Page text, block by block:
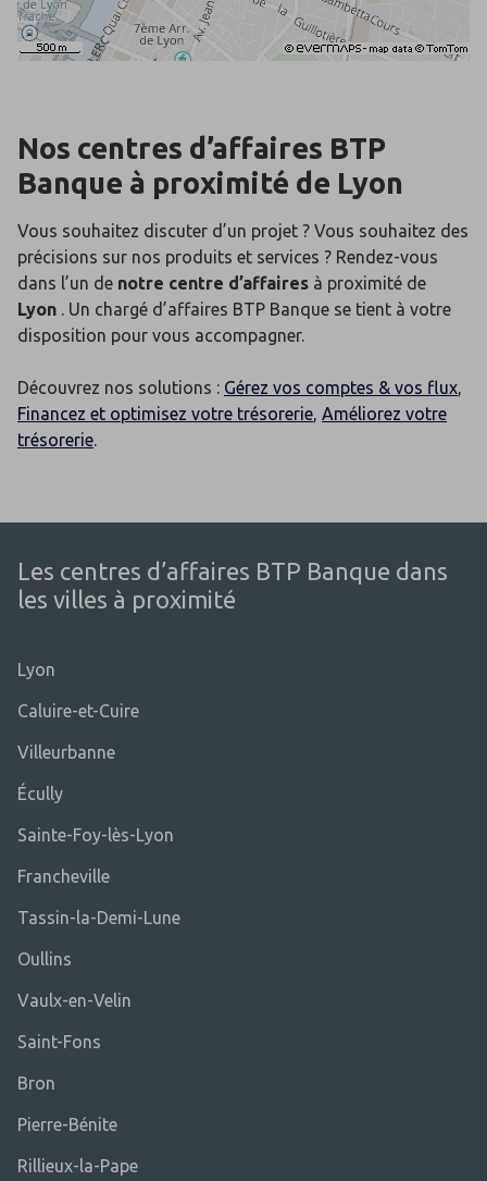
Nos centres d’affaires BTP
Banque à proximité de Lyon
Vous souhaitez discuter d’un projet ? Vous souhaitez des
précisions sur nos produits et services ? Rendez-vous
dans l’un de notre centre d’affaires à proximité de
Lyon . Un chargé d’affaires BTP Banque se tient à votre
disposition pour vous accompagner.
Découvrez nos solutions : Gérez vos comptes & vos flux,
Financez et optimisez votre trésorerie, Améliorez votre
trésorerie.
Les centres d’affaires BTP Banque dans
les villes à proximité
Lyon
Caluire-et-Cuire
Villeurbanne
Écully
Sainte-Foy-lès-Lyon
Francheville
Tassin-la-Demi-Lune
Oullins
Vaulx-en-Velin
Saint-Fons
Bron
Pierre-Bénite
Rillieux-la-Pape